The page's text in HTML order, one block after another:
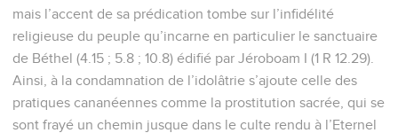
mais l’accent de sa prédication tombe sur l’infidélité
religieuse du peuple qu’incarne en particulier le sanctuaire
de Béthel (4.15 ; 5.8 ; 10.8) édifié par Jéroboam I (1 R 12.29).
Ainsi, à la condamnation de l’idolâtrie s’ajoute celle des
pratiques cananéennes comme la prostitution sacrée, qui se
sont frayé un chemin jusque dans le culte rendu à l’Eternel